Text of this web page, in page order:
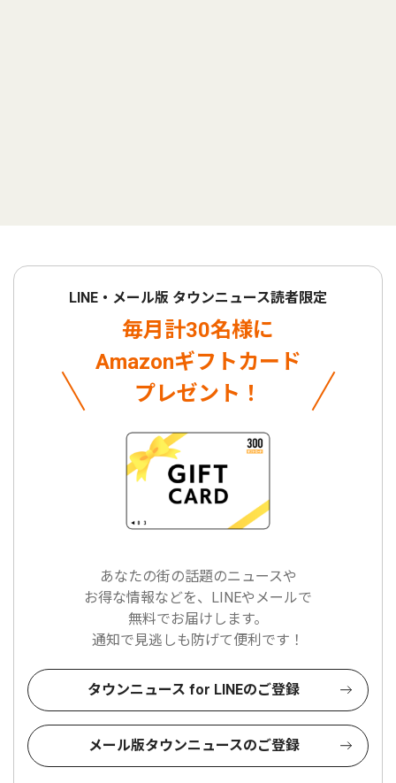
LINE・メール版 タウンニュース読者限定
毎月計30名様に
Amazonギフトカード
プレゼント！
あなたの街の話題のニュースや
お得な情報などを、LINEやメールで
無料でお届けします。
通知で見逃しも防げて便利です！
タウンニュース for LINEのご登録
メール版タウンニュースのご登録